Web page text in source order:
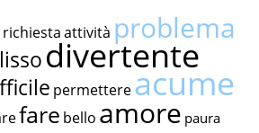
richiestaattività problema
divertente
permettereacume
fare bello amore paura